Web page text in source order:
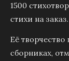
1500
стихи на заказ.
Её творчество
сборниках,